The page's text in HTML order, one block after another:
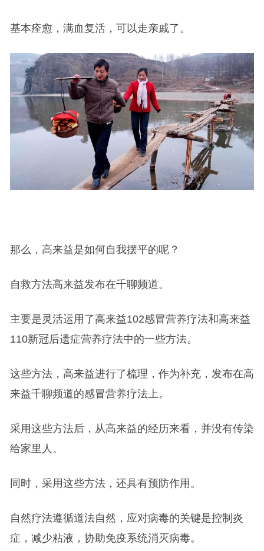
基本痊愈，满血复活，可以走亲戚了。
那么，高来益是如何自我摆平的呢？
自救方法高来益发布在千聊频道。
主要是灵活运用了高来益102感冒营养疗法和高来益
110新冠后遗症营养疗法中的一些方法。
这些方法，高来益进行了梳理，作为补充，发布在高
来益千聊频道的感冒营养疗法上。
采用这些方法后，从高来益的经历来看，并没有传染
给家里人。
同时，采用这些方法，还具有预防作用。
自然疗法遵循道法自然，应对病毒的关键是控制炎
症，减少粘液，协助免疫系统消灭病毒。